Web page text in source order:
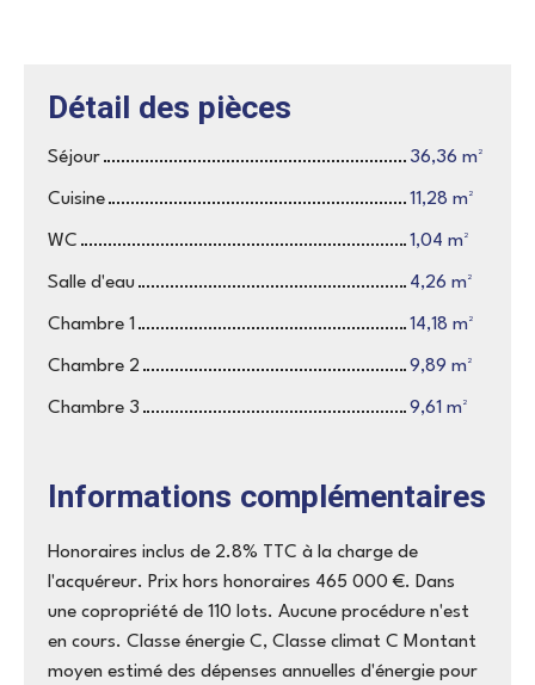
Détail des pièces
Séjour 36,36 m²
Cuisine 11,28 m²
WC 1,04 m²
Salle d'eau 4,26 m²
Chambre 1 14,18 m²
Chambre 2 9,89 m²
Chambre 3 9,61 m²
Informations complémentaires
Honoraires inclus de 2.8% TTC à la charge de
l'acquéreur. Prix hors honoraires 465 000 €. Dans
une copropriété de 110 lots. Aucune procédure n'est
en cours. Classe énergie C, Classe climat C Montant
moyen estimé des dépenses annuelles d'énergie pour